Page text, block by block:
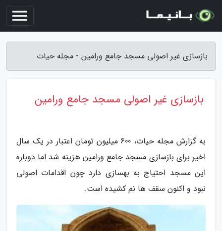
بازسازی غیر اصولی مسجد جامع ورامین - مجله حیات
بازسازی غیر اصولی مسجد جامع ورامین
به گزارش مجله حیات، 600 میلیون تومان اعتبار در یک سال
اخیر برای بازسازی مسجد جامع ورامین هزینه شد اما دوباره
این مسجد احتیاج به بهسازی دارد چون اقدامات اصولی
نبود و اکنون سقف ها نم کشیده است.